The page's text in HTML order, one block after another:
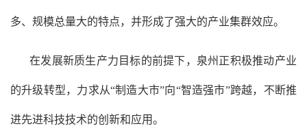
多、规模总量大的特点，并形成了强大的产业集群效应。
在发展新质生产力目标的前提下，泉州正积极推动产业
的升级转型，力求从“制造大市”向“智造强市”跨越，不断推
进先进科技技术的创新和应用。